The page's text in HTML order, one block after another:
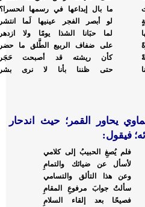
ما بال إبداعها في رسمها
لو أبصر الفجر عينيها لَما
لما حبَانا الشذا يومًا ولا
على ضفاف الربيع الطَّلق ما
كأن ريشته قد أصبحت
حتى ظننا بأنا لا نرى
يحاور القمر؛ حيث اندحار
فيقول:
فلم يُصغِ الحبيبُ إلى كلامي
لأسأل عن ضيائك والتمامِ
وعن هذا التألق والتسامي
سألتُ جوابَ مرفوعِ المقامِ
فصيحًا بعد إلقاء السلامِ